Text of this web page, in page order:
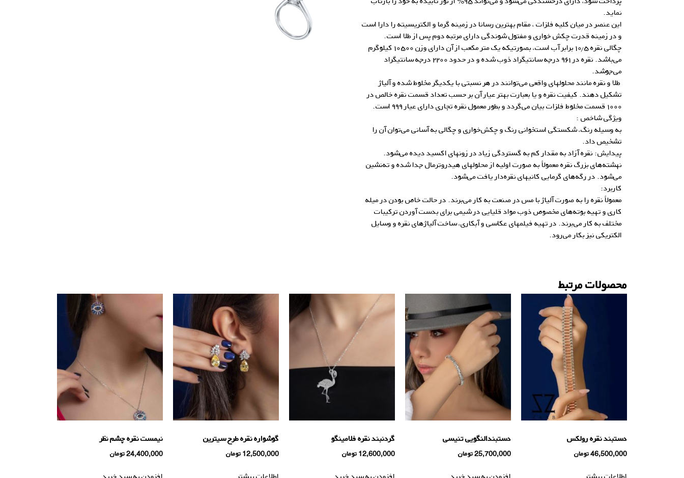
نماید.
این عنصر در میان کلیه فلزات ، مقام بهترین رسانا در زمینه گرما و الکتریسیته را دارا است
و در زمینه قدرت چکش خواری و مفتول شوندگی دارای مرتبه دوم پس از طلا است.
چگالی نقره ۱۰٫۵ برابر آب است، بصورتیکه یک متر مکعب از آن دارای وزن ۱۰۵۰۰ کیلوگرم
می‌باشد. نقره در ۹۶۱ درجه سانتیگراد ذوب شده و در حدود ۲۲۰۰ درجه سانتیگراد
می‌جوشد.
طلا و نقره مانند محلولهای واقعی می‌توانند در هر نسبتی با یکدیگر مخلوط شده و آلیاژ
تشکیل دهند. کیفیت نقره و یا بعبارت بهتر عیار آن بر حسب تعداد قسمت نقره خالص در
۱۰۰۰ قسمت مخلوط فلزات بیان می‌گردد و بطور معمول نقره تجاری دارای عیار ۹۹۹ است.
ویژگی شاخص :
به وسیله رنگ، شکستگی استخوانی رنگ و چکش‌خواری و چگالی به آسانی می‌توان آن را
تشخیص داد.
پیدایش: نقره آزاد به مقدار کم به گستردگی زیاد در زونهای اکسید دیده می‌شود.
نهشته‌های بزرگ نقره معمولاً به صورت اولیه از محلولهای هیدروترمال جدا شده و ته‌‌نشین
می‌شود. در رگه‌های گرمایی کانیهای نقره‌دار یافت می‌شود.
کاربرد:
معمولاً نقره را به صورت آلیاژ با مس در صنعت به کار می‌برند. در حالت خاص بودن در میله
کاری و تهیه بوته‌های مخصوص ذوب مواد قلیایی در شیمی برای بدست آوردن ترکیبات
مختلف به کار می‌برند. در تهیه فیلمهای عکاسی و آبکاری، ساختآلیاژهای نقرهو وسایل
الکتریکی نیز بکار می‌رود.
محصولات مرتبط
دستبند نقره رولکس
46,500,000تومان
دستبندالنگویی تنیسی
25,700,000تومان
گردنبند نقره فلامینگو
12,600,000 تومان
گوشواره نقره طرح سیترین
12,500,000 تومان
نیمست نقره چشم نظر
24,400,000تومان